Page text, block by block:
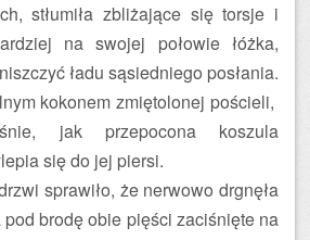
stłumiła zbliżające się torsje i
na swojej połowie łóżka,
ładu sąsiedniego posłania.
kokonem zmiętolonej pościeli,
jak przepocona koszula
się do jej piersi.
sprawiło, że nerwowo drgnęła
pod brodę obie pięści zaciśnięte na